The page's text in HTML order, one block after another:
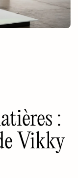
:
Vikky